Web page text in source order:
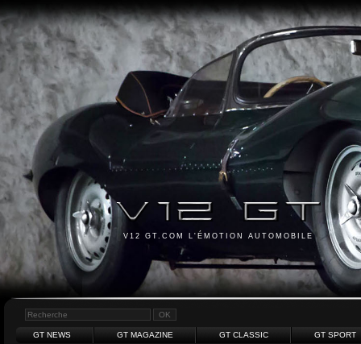
V12 GT.COM L'ÉMOTION AUTOMOBILE
GT NEWS GT MAGAZINE GT CLASSIC GT SPORT